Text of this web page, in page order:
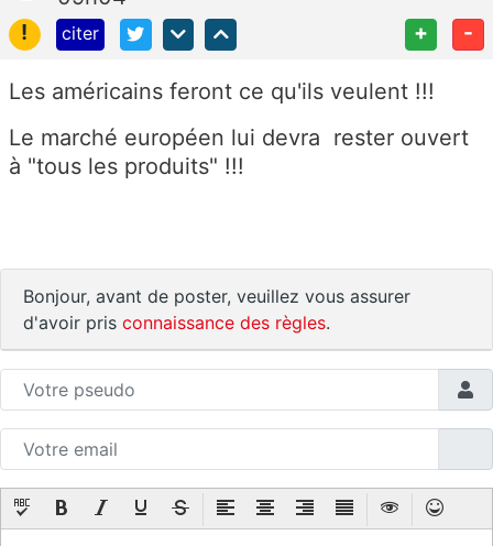
!
citer + -
Les américains feront ce qu'ils veulent !!!
Le marché européen lui devra rester ouvert
à "tous les produits" !!!
Bonjour, avant de poster, veuillez vous assurer
d'avoir pris connaissance des règles.